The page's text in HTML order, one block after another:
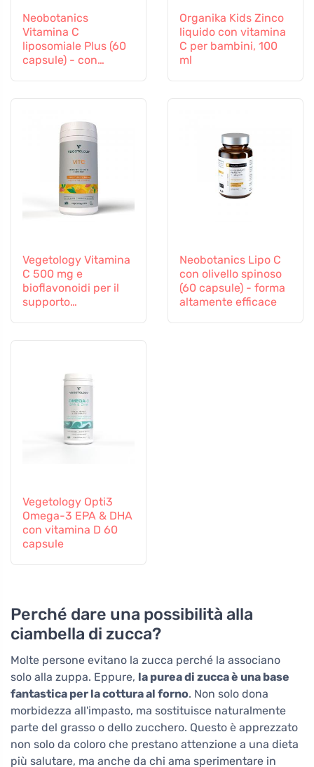
Neobotanics
Vitamina C
liposomiale Plus (60
capsule) - con
Organika Kids Zinco
liquido con vitamina
C per bambini, 100
ml
Vegetology Vitamina
C 500 mg e
bioflavonoidi per il
supporto
Neobotanics Lipo C
con olivello spinoso
(60 capsule) - forma
altamente efficace
Vegetology Opti3
Omega-3 EPA & DHA
con vitamina D 60
capsule
Perché dare una possibilità alla
ciambella di zucca?
Molte persone evitano la zucca perché la associano
solo alla zuppa. Eppure, la purea di zucca è una base
fantastica per la cottura al forno. Non solo dona
morbidezza all'impasto, ma sostituisce naturalmente
parte del grasso o dello zucchero. Questo è apprezzato
non solo da coloro che prestano attenzione a una dieta
più salutare, ma anche da chi ama sperimentare in